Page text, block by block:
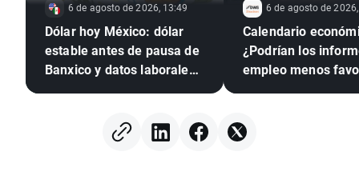
6 de agosto de 2026, 13:49
Dólar hoy México: dólar
estable antes de pausa de
Banxico y datos laborales
6 de agosto de
Calendario
¿Podrían los
empleo menos
tipos?